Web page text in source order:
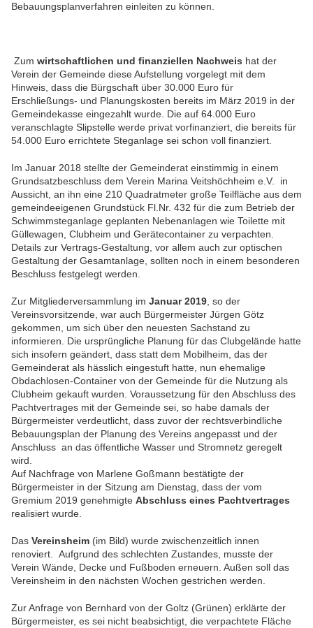
Bebauungsplanverfahren einleiten zu können.
Zum wirtschaftlichen und finanziellen Nachweis hat der
Verein der Gemeinde diese Aufstellung vorgelegt mit dem
Hinweis, dass die Bürgschaft über 30.000 Euro für
Erschließungs- und Planungskosten bereits im März 2019 in der
Gemeindekasse eingezahlt wurde. Die auf 64.000 Euro
veranschlagte Slipstelle werde privat vorfinanziert, die bereits für
54.000 Euro errichtete Steganlage sei schon voll finanziert.
Im Januar 2018 stellte der Gemeinderat einstimmig in einem
Grundsatzbeschluss dem Verein Marina Veitshöchheim e.V. in
Aussicht, an ihn eine 210 Quadratmeter große Teilfläche aus dem
gemeindeeigenen Grundstück Fl.Nr. 432 für die zum Betrieb der
Schwimmsteganlage geplanten Nebenanlagen wie Toilette mit
Güllewagen, Clubheim und Gerätecontainer zu verpachten.
Details zur Vertrags-Gestaltung, vor allem auch zur optischen
Gestaltung der Gesamtanlage, sollten noch in einem besonderen
Beschluss festgelegt werden.
Zur Mitgliederversammlung im Januar 2019 , so der
Vereinsvorsitzende, war auch Bürgermeister Jürgen Götz
gekommen, um sich über den neuesten Sachstand zu
informieren. Die ursprüngliche Planung für das Clubgelände hatte
sich insofern geändert, dass statt dem Mobilheim, das der
Gemeinderat als hässlich eingestuft hatte, nun ehemalige
Obdachlosen-Container von der Gemeinde für die Nutzung als
Clubheim gekauft wurden. Voraussetzung für den Abschluss des
Pachtvertrages mit der Gemeinde sei, so habe damals der
Bürgermeister verdeutlicht, dass zuvor der rechtsverbindliche
Bebauungsplan der Planung des Vereins angepasst und der
Anschluss an das öffentliche Wasser und Stromnetz geregelt
wird.
Auf Nachfrage von Marlene Goßmann bestätigte der
Bürgermeister in der Sitzung am Dienstag, dass der vom
Gremium 2019 genehmigte Abschluss eines Pachtvertrages
realisiert wurde.
Das Vereinsheim (im Bild) wurde zwischenzeitlich innen
renoviert. Aufgrund des schlechten Zustandes, musste der
Verein Wände, Decke und Fußboden erneuern. Außen soll das
Vereinsheim in den nächsten Wochen gestrichen werden.
Zur Anfrage von Bernhard von der Goltz (Grünen) erklärte der
Bürgermeister, es sei nicht beabsichtigt, die verpachtete Fläche